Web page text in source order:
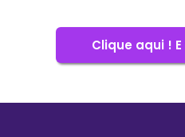
Clique aqui !